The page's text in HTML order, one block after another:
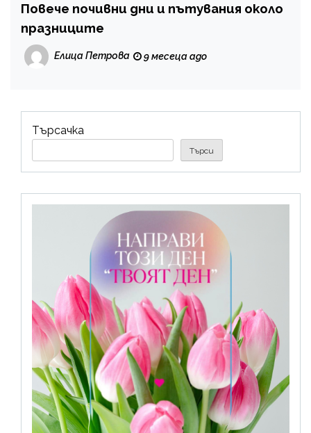
Повече почивни дни и пътувания около
празниците
Елица Петрова 9 месеца ago
Търсачка
Търси